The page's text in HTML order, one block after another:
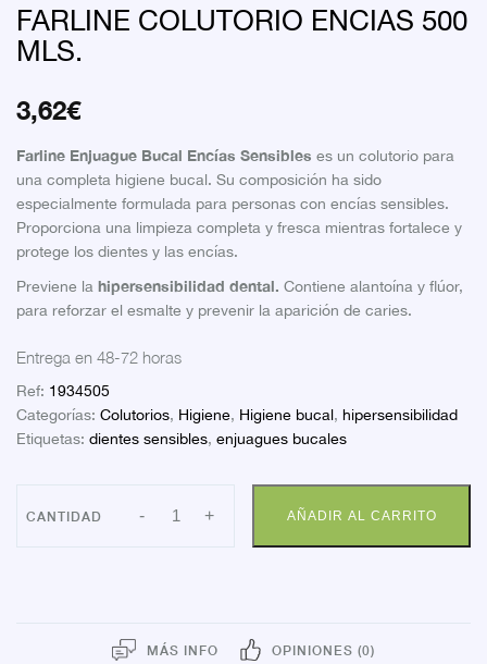
FARLINE COLUTORIO ENCIAS 500
MLS.
3,62€
Farline Enjuague Bucal Encías Sensibles es un colutorio para
una completa higiene bucal. Su composición ha sido
especialmente formulada para personas con encías sensibles.
Proporciona una limpieza completa y fresca mientras fortalece y
protege los dientes y las encías.
Previene lahipersensibilidad dental. Contiene alantoína y flúor,
para reforzar el esmalte y prevenir la aparición de caries.
Entrega en 48-72 horas
Ref: 1934505
Categorías: Colutorios, Higiene, Higiene bucal, hipersensibilidad
Etiquetas: dientes sensibles, enjuagues bucales
- FARLINE
COLUTORIO
+ AÑADIR AL CARRITO
MÁS INFO OPINIONES (0)